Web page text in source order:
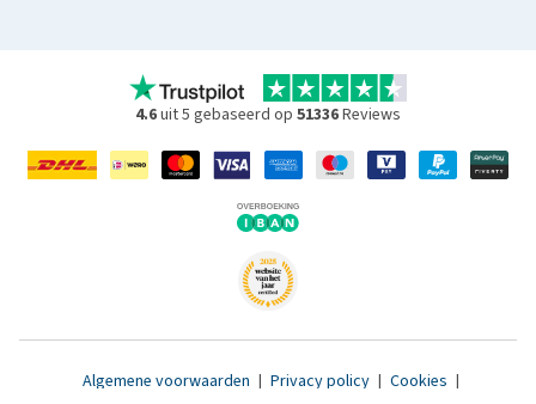
4.6uit 5 gebaseerd op 51336Reviews
Algemene voorwaarden | Privacy policy | Cookies |